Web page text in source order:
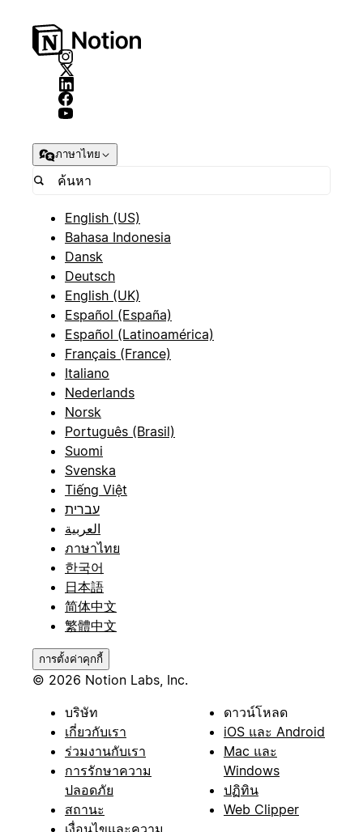
ภาษาไทย
English (US)
Bahasa Indonesia
Dansk
Deutsch
English (UK)
Español (España)
Español (Latinoamérica)
Français (France)
Italiano
Nederlands
Norsk
Português (Brasil)
Suomi
Svenska
Tiếng Việt
עברית
العربية
ภาษาไทย
한국어
日本語
简体中文
繁體中文
การตั้งค่าคุกกี้
© 2026 Notion Labs, Inc.
บริษัท
เกี่ยวกับเรา
ร่วมงานกับเรา
การรักษาความ
ปลอดภัย
สถานะ
เงื่อนไขและความ
ดาวน์โหลด
iOS และ Android
Mac และ
Windows
ปฏิทิน
Web Clipper